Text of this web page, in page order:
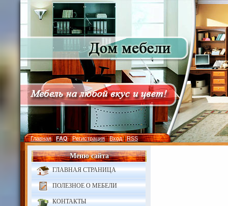
Главная|FAQ|Регистрация|Вход|RSS
Меню сайта
ГЛАВНАЯ СТРАНИЦА
ПОЛЕЗНОЕ О МЕБЕЛИ
КОНТАКТЫ